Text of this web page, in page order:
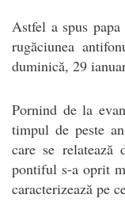
Astfel a spus
rugăciunea
duminică, 29
Pornind de la
timpul de peste
care se relatează
pontiful s-a oprit
caracterizează pe